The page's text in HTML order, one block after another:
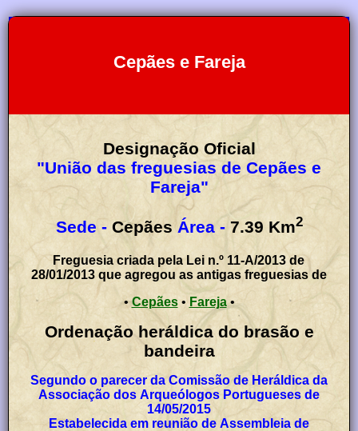
Cepães e Fareja
Designação Oficial
"União das freguesias de Cepães e
Fareja"
Sede - Cepães Área - 7.39 Km2
Freguesia criada pela Lei n.º 11-A/2013 de
28/01/2013 que agregou as antigas freguesias de
•Cepães• Fareja•
Ordenação heráldica do brasão e
bandeira
Segundo o parecer da Comissão de Heráldica da
Associação dos Arqueólogos Portugueses de
14/05/2015
Estabelecida em reunião de Assembleia de